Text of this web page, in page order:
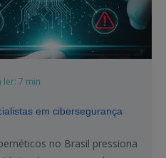
7 min
em cibersegurança
no Brasil pressiona